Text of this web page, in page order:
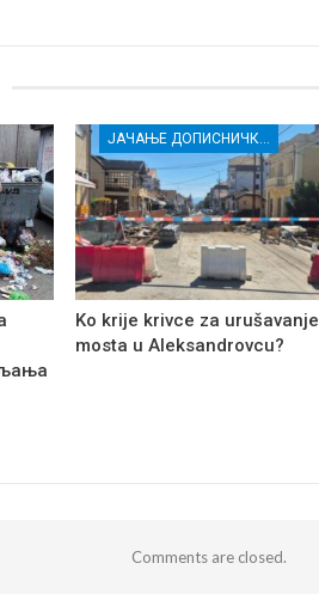
ЈАЧАЊЕ ДОПИСНИЧКЕ МРЕЖЕ НЕЗАВИСНИХ МЕДИЈА У РАСИНСКОМ ОКРУГУ
Ko krije krivce za urušavanje
mosta u Aleksandrovcu?
Comments are closed.